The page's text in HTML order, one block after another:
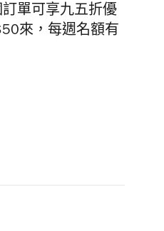
單可享九五折優
來，每週名額有